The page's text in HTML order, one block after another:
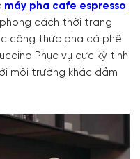
máy pha cafe espresso
cách thời trang
công thức pha cà phê
Phục vụ cực kỳ tinh
môi trường khác đảm